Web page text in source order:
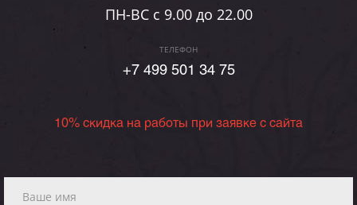
ПН-ВC c 9.00 до 22.00
ТЕЛЕФОН
+7 499 501 34 75
10% скидка на работы при заявке с сайта